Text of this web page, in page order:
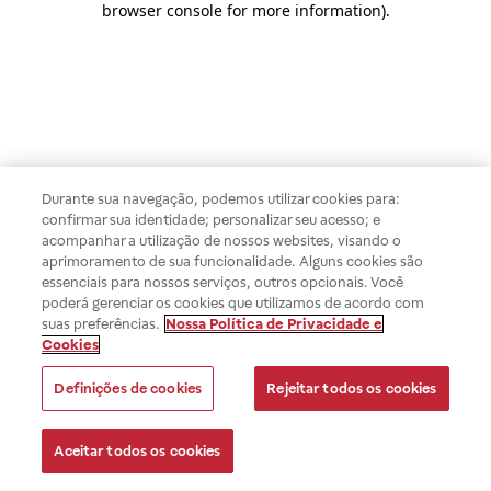
browser console for more information).
Durante sua navegação, podemos utilizar cookies para:
confirmar sua identidade; personalizar seu acesso; e
acompanhar a utilização de nossos websites, visando o
aprimoramento de sua funcionalidade. Alguns cookies são
essenciais para nossos serviços, outros opcionais. Você
poderá gerenciar os cookies que utilizamos de acordo com
suas preferências. Nossa Política de Privacidade e
Cookies
Definições de cookies Rejeitar todos os cookies
Aceitar todos os cookies